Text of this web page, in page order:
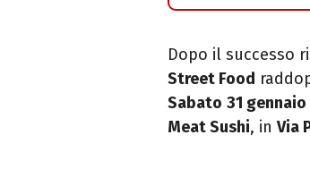
Dopo il successo
Street Food
Sabato 31
Meat Sushi, in Via